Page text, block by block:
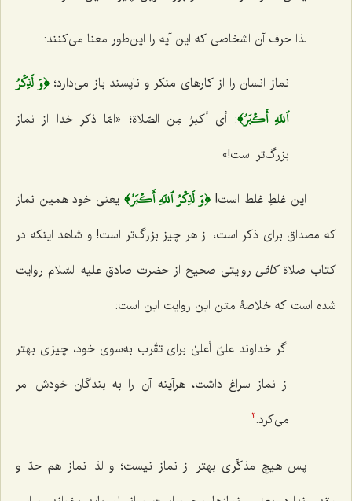
لذا حرف آن اشخاصی که این آیه را این‌طور معنا می‌کنند:
نماز انسان را از کارهای منکر و ناپسند باز می‌دارد؛﴿وَ لَذِكۡرُ
ٱللَهِ أَكۡبَرُ﴾: أی أکبرُ مِن الصّلاة؛ «امّا ذکر خدا از نماز
بزرگ‌تر است!»
این غلطِ غلط است! ﴿وَ لَذِكۡرُ ٱللَهِ أَكۡبَرُ﴾ یعنی خود همین نماز
که مصداق برای ذکر است، از هر چیز بزرگ‌تر است! و شاهد اینکه در
کتاب صلاةکافیروایتی صحیح از حضرت صادق علیه السّلام روایت
شده است که خلاصۀ متن این روایت این است:
اگر خداوند علیّ أعلیٰ برای تقّرب به‌سوی خود، چیزی بهتر
از نماز سراغ داشت، هرآینه آن را به بندگان خودش امر
می‌کرد.2
پس هیچ مذکِّری بهتر از نماز نیست؛ و لذا نماز هم حدّ و